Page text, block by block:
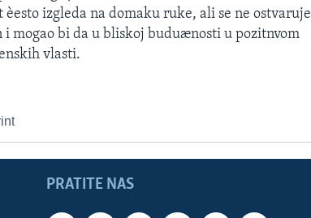
izgleda na domaku ruke, ali se ne ostvaruje
i mogao bi da u bliskoj buduænosti u pozitnvom
vlasti.
PRATITE NAS